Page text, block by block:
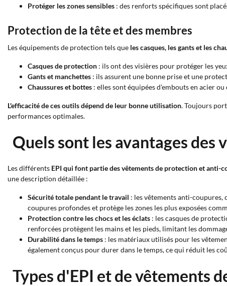
Protéger les zones sensibles : des renforts spécifiques sont
Protection de la tête et des membres
Les équipements de protection tels que les casques, les gants et les
Casques de protection : ils ont des visières pour protéger les
Gants et manchettes : ils assurent une bonne prise et une
Chaussures et bottes : elles sont équipées d'embouts en acier
L'efficacité de ces outils dépend de leur bonne utilisation. Toujours
performances optimales.
Quels sont les avantages des
Les différents EPI qui font partie des vêtements de protection et anti-
une description détaillée :
Sécurité totale pendant le travail : les vêtements anti-coupures,
coupures profondes et protège les zones les plus exposées
Protection contre les chocs et les éclats : les casques de
renforcées protègent les mains et les pieds, limitant les
Durabilité dans le temps : les matériaux utilisés pour les
également conçus pour durer dans le temps, ce qui réduit les
Types d'EPI et de vêtements